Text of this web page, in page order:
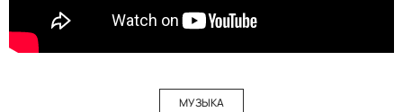
МУЗЫКА